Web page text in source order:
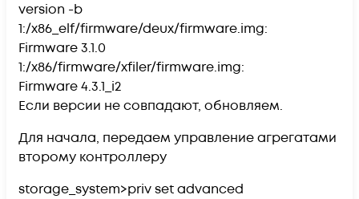
version -b
1:/x86_elf/firmware/deux/firmware.img:
Firmware 3.1.0
1:/x86/firmware/xfiler/firmware.img:
Firmware 4.3.1_i2
Если версии не совпадают, обновляем.
Для начала, передаем управление агрегатами
второму контроллеру
storage_system>priv set advanced